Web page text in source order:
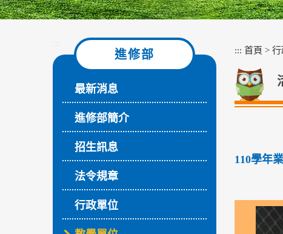
:::
進修部
最新消息
進修部簡介
招生訊息
法令規章
行政單位
::: 首頁 > 行
110學年